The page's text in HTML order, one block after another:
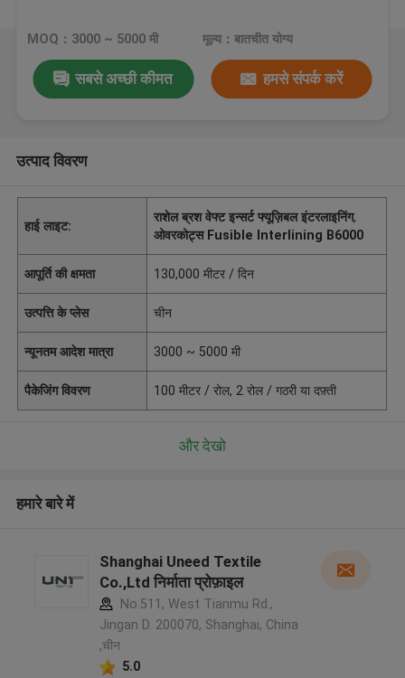
MOQ：3000 ~ 5000 मी मूल्य：बातचीत योग्य
सबसे अच्छी कीमत हमसे संपर्क करें
उत्पाद विवरण
हाई लाइट:
राशेल ब्रश वेफ्ट इन्सर्ट फ्यूज़िबल इंटरलाइनिंग,
ओवरकोट्स Fusible Interlining B6000
आपूर्ति की क्षमता 130,000 मीटर / दिन
उत्पत्ति के प्लेस चीन
न्यूनतम आदेश मात्रा 3000 ~ 5000 मी
पैकेजिंग विवरण 100 मीटर / रोल, 2 रोल / गठरी या दफ़्ती
और देखो
हमारे बारे में
Shanghai Uneed Textile
Co.,Ltd निर्माता प्रोफ़ाइल
No.511, West Tianmu Rd.,
Jingan D. 200070, Shanghai, China
,चीन
5.0